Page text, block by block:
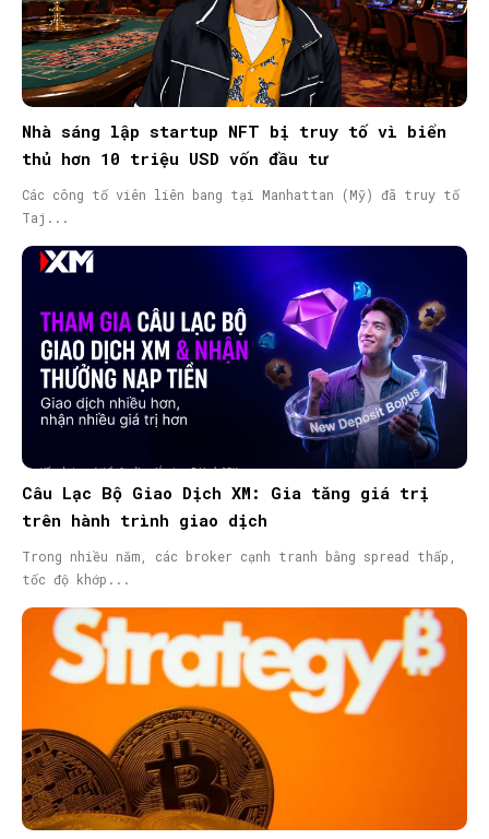
Nhà sáng lập startup NFT bị truy tố vì biển
thủ hơn 10 triệu USD vốn đầu tư
Các công tố viên liên bang tại Manhattan (Mỹ) đã truy tố
Taj...
Câu Lạc Bộ Giao Dịch XM: Gia tăng giá trị
trên hành trình giao dịch
Trong nhiều năm, các broker cạnh tranh bằng spread thấp,
tốc độ khớp...